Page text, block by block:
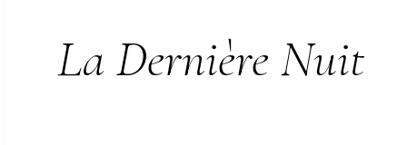
La Dernière Nuit